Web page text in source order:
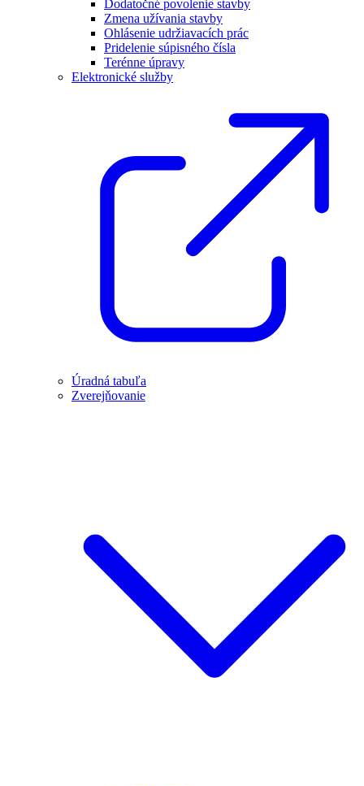
Dodatočné povolenie stavby
Zmena užívania stavby
Ohlásenie udržiavacích prác
Pridelenie súpisného čísla
Terénne úpravy
Elektronické služby
Úradná tabuľa
Zverejňovanie